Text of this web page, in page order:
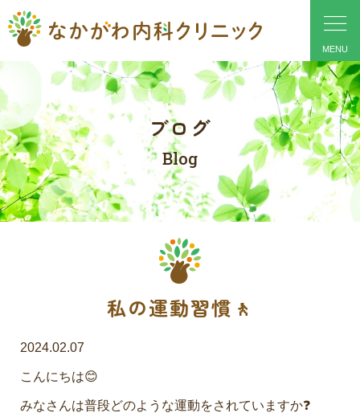
ブログ
Blog
私の運動習慣🚶
2024.02.07
こんにちは😊
みなさんは普段どのような運動をされていますか❓